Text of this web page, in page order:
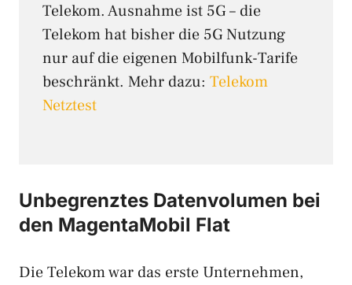
Telekom. Ausnahme ist 5G – die
Telekom hat bisher die 5G Nutzung
nur auf die eigenen Mobilfunk-Tarife
beschränkt. Mehr dazu: Telekom
Netztest
Unbegrenztes Datenvolumen bei
den MagentaMobil Flat
Die Telekom war das erste Unternehmen,